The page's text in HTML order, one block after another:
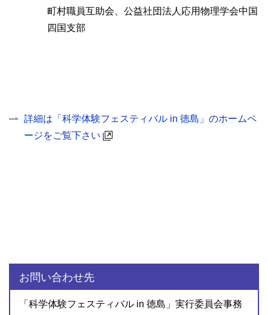
町村職員互助会、公益社団法人応用物理学会中国
四国支部
詳細は「科学体験フェスティバル in 徳島」のホームペ
ージをご覧下さい
お問い合わせ先
「科学体験フェスティバル in 徳島」実行委員会事務